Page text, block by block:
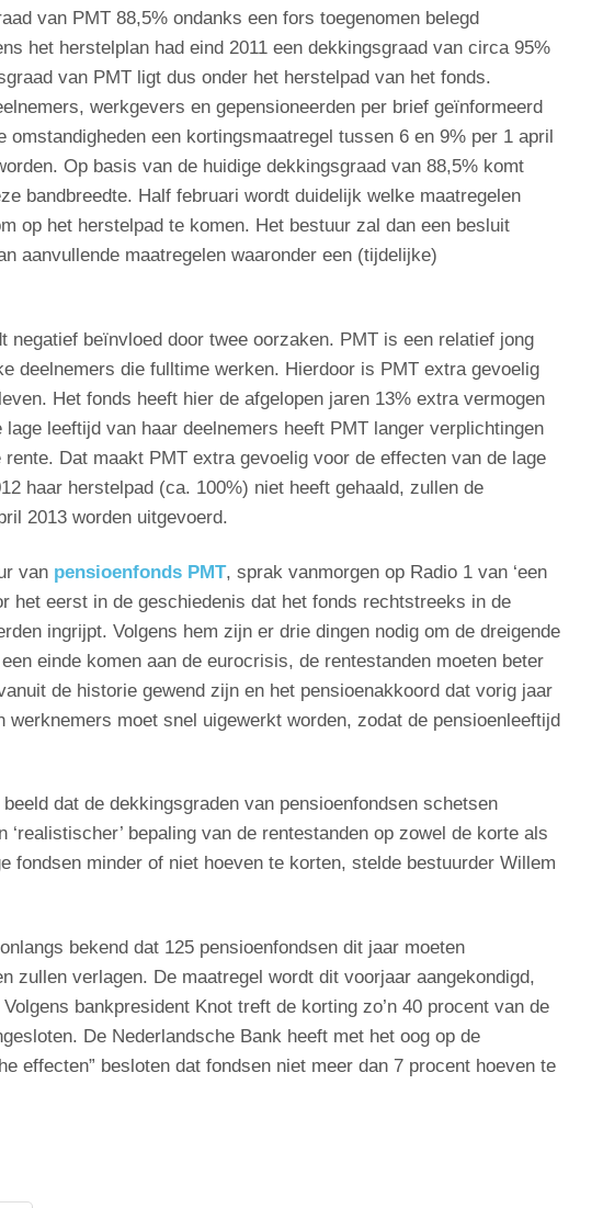
van PMT 88,5% ondanks een fors toegenomen belegd
het herstelplan had eind 2011 een dekkingsgraad van circa 95%
van PMT ligt dus onder het herstelpad van het fonds.
werkgevers en gepensioneerden per brief geïnformeerd
omstandigheden een kortingsmaatregel tussen 6 en 9% per 1 april
Op basis van de huidige dekkingsgraad van 88,5% komt
bandbreedte. Half februari wordt duidelijk welke maatregelen
op het herstelpad te komen. Het bestuur zal dan een besluit
aanvullende maatregelen waaronder een (tijdelijke)
negatief beïnvloed door twee oorzaken. PMT is een relatief jong
deelnemers die fulltime werken. Hierdoor is PMT extra gevoelig
Het fonds heeft hier de afgelopen jaren 13% extra vermogen
leeftijd van haar deelnemers heeft PMT langer verplichtingen
Dat maakt PMT extra gevoelig voor de effecten van de lage
haar herstelpad (ca. 100%) niet heeft gehaald, zullen de
2013 worden uitgevoerd.
vanpensioenfonds PMT, sprak vanmorgen op Radio 1 van ‘een
het eerst in de geschiedenis dat het fonds rechtstreeks in de
ingrijpt. Volgens hem zijn er drie dingen nodig om de dreigende
einde komen aan de eurocrisis, de rentestanden moeten beter
de historie gewend zijn en het pensioenakkoord dat vorig jaar
moet snel uigewerkt worden, zodat de pensioenleeftijd
dat de dekkingsgraden van pensioenfondsen schetsen
‘realistischer’ bepaling van de rentestanden op zowel de korte als
fondsen minder of niet hoeven te korten, stelde bestuurder Willem
bekend dat 125 pensioenfondsen dit jaar moeten
zullen verlagen. De maatregel wordt dit voorjaar aangekondigd,
bankpresident Knot treft de korting zo’n 40 procent van de
De Nederlandsche Bank heeft met het oog op de
effecten” besloten dat fondsen niet meer dan 7 procent hoeven te